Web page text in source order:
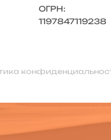
ОГРН:
1197847119238